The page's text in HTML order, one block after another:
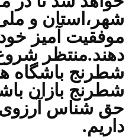
شهر،استان و
موفقیت آمیز
دهند.منتظر
شطرنج باشگاه
شطرنج بازان
حق شناس آرزوی
داریم.